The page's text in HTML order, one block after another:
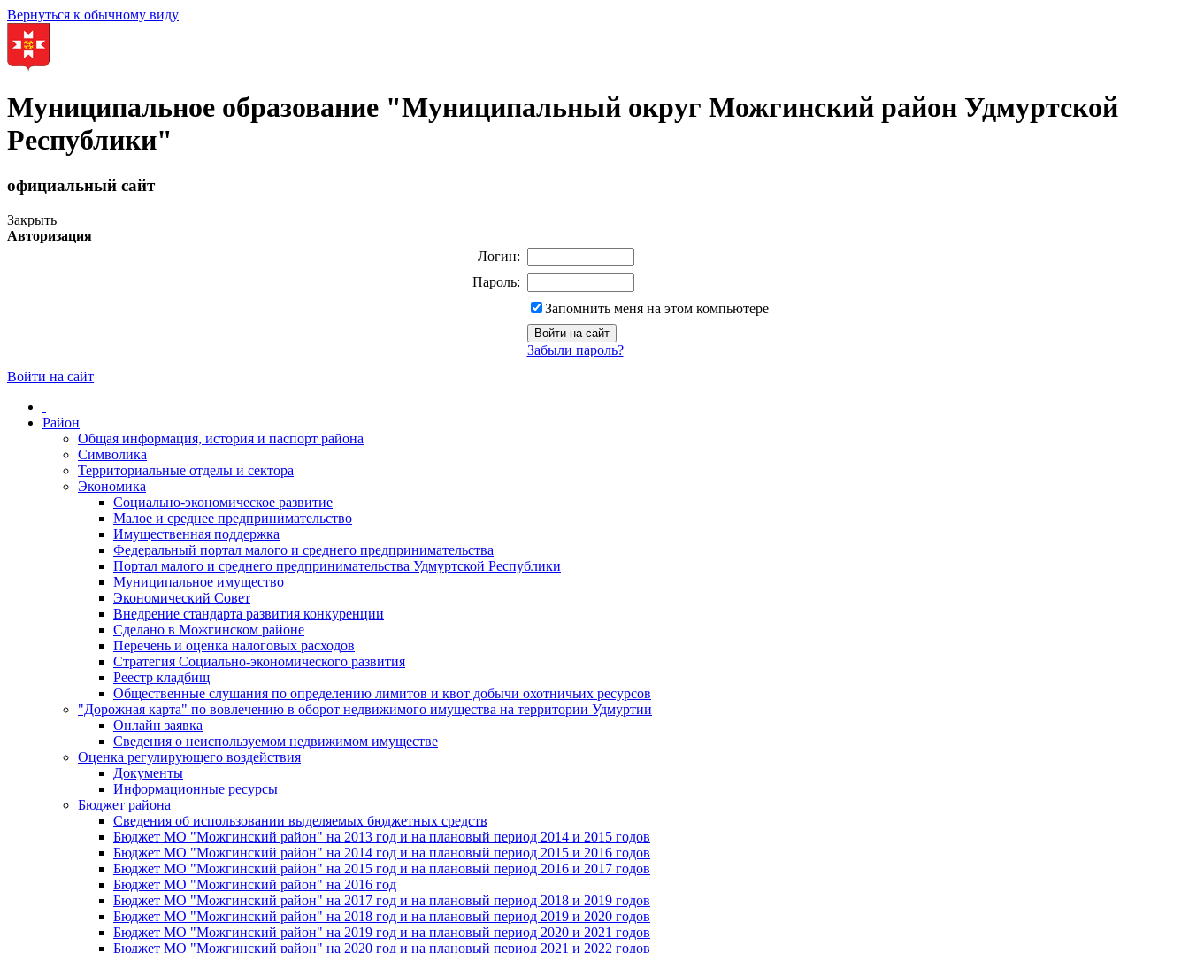
Вернуться к обычному виду
Муниципальное образование "Муниципальный округ Можгинский район Удмуртской
Республики"
официальный сайт
Закрыть
Авторизация
Логин:
Пароль:
Запомнить меня на этом компьютере
Забыли пароль?
Войти на сайт
Район
Общая информация, история и паспорт района
Символика
Территориальные отделы и сектора
Экономика
Социально-экономическое развитие
Малое и среднее предпринимательство
Имущественная поддержка
Федеральный портал малого и среднего предпринимательства
Портал малого и среднего предпринимательства Удмуртской Республики
Муниципальное имущество
Экономический Совет
Внедрение стандарта развития конкуренции
Сделано в Можгинском районе
Перечень и оценка налоговых расходов
Стратегия Социально-экономического развития
Реестр кладбищ
Общественные слушания по определению лимитов и квот добычи охотничьих ресурсов
"Дорожная карта" по вовлечению в оборот недвижимого имущества на территории Удмуртии
Онлайн заявка
Сведения о неиспользуемом недвижимом имуществе
Оценка регулирующего воздействия
Документы
Информационные ресурсы
Бюджет района
Сведения об использовании выделяемых бюджетных средств
Бюджет МО "Можгинский район" на 2013 год и на плановый период 2014 и 2015 годов
Бюджет МО "Можгинский район" на 2014 год и на плановый период 2015 и 2016 годов
Бюджет МО "Можгинский район" на 2015 год и на плановый период 2016 и 2017 годов
Бюджет МО "Можгинский район" на 2016 год
Бюджет МО "Можгинский район" на 2017 год и на плановый период 2018 и 2019 годов
Бюджет МО "Можгинский район" на 2018 год и на плановый период 2019 и 2020 годов
Бюджет МО "Можгинский район" на 2019 год и на плановый период 2020 и 2021 годов
Бюджет МО "Можгинский район" на 2020 год и на плановый период 2021 и 2022 годов